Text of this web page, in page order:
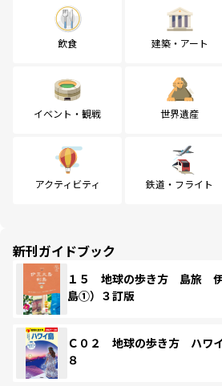
飲食 建築・アート
イベント・観戦 世界遺産
アクティビティ 鉄道・フライト
新刊ガイドブック
１５ 地球の歩き方 島旅
島①）３訂版
Ｃ０２ 地球の歩き方 ハワ
８